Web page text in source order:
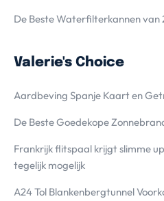
De Beste Waterfilterkannen van
Valerie's Choice
Aardbeving Spanje Kaart en
De Beste Goedekope
Frankrijk flitspaal krijgt slimme
tegelijk mogelijk
A24 Tol Blankenbergtunnel